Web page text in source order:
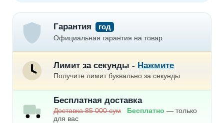
Гарантия год
Официальная гарантия на товар
Лимит за секунды - Нажмите
Получите лимит буквально за секунды
Бесплатная доставка
Доставка 85 000 сум Бесплатно — только
для вас